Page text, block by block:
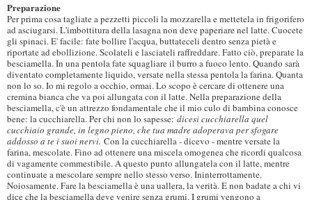
Preparazione
Per prima cosa tagliate a pezzetti piccoli la mozzarella e mettetela in frigorifero
ad asciugarsi. L'imbottitura della lasagna non deve paperiare nel latte. Cuocete
gli spinaci. E' facile: fate bollire l'acqua, buttateceli dentro senza pietà e
riportate ad ebollizione. Scolateli e lasciateli raffreddare. Fatto ciò, preparate la
besciamella. In una pentola fate squagliare il burro a fuoco lento. Quando sarà
diventato completamente liquido, versate nella stessa pentola la farina. Quanta
non lo so. Io mi regolo a occhio, ormai. Lo scopo è cercare di ottenere una
cremina bianca che va poi allungata con il latte. Nella preparazione della
besciamella, c'è un attrezzo fondamentale che il mio culo di bambina conosce
bene: la cucchiarella. Per chi non lo sapesse: dicesi cucchiarella quel
cucchiaio grande, in legno pieno, che tua madre adoperava per sfogare
addosso a te i suoi nervi. Con la cucchiarella - dicevo - mentre versate la
farina, mescolate. Fino ad ottenere una miscela omogenea che ricordi qualcosa
di vagamente commestibile. A questo punto allungatela con il latte, mentre
continuate a mescolare sempre nello stesso verso. Ininterrottamente.
Noiosamente. Fare la besciamella è una uallera, la verità. E non badate a chi vi
dice che la besciamella deve venire senza grumi. I grumi vengono a